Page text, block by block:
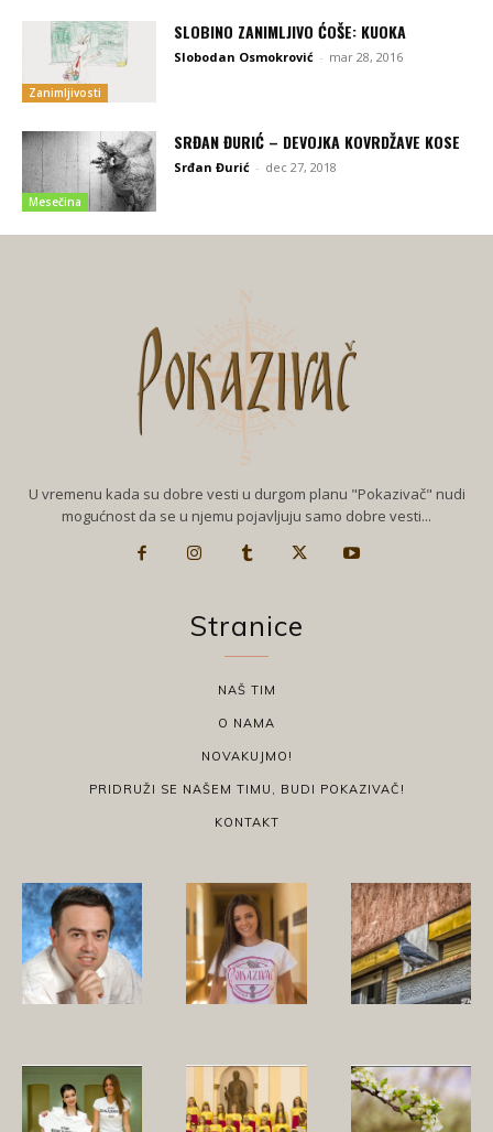
Zanimljivosti
SLOBINO ZANIMLJIVO ĆOŠE: KUOKA
Slobodan Osmokrović - mar 28, 2016
Mesečina
SRĐAN ĐURIĆ – DEVOJKA KOVRDŽAVE KOSE
Srđan Đurić - dec 27, 2018
U vremenu kada su dobre vesti u durgom planu "Pokazivač" nudi
mogućnost da se u njemu pojavljuju samo dobre vesti...
Stranice
NAŠ TIM
O NAMA
NOVAKUJMO!
PRIDRUŽI SE NAŠEM TIMU, BUDI POKAZIVAČ!
KONTAKT